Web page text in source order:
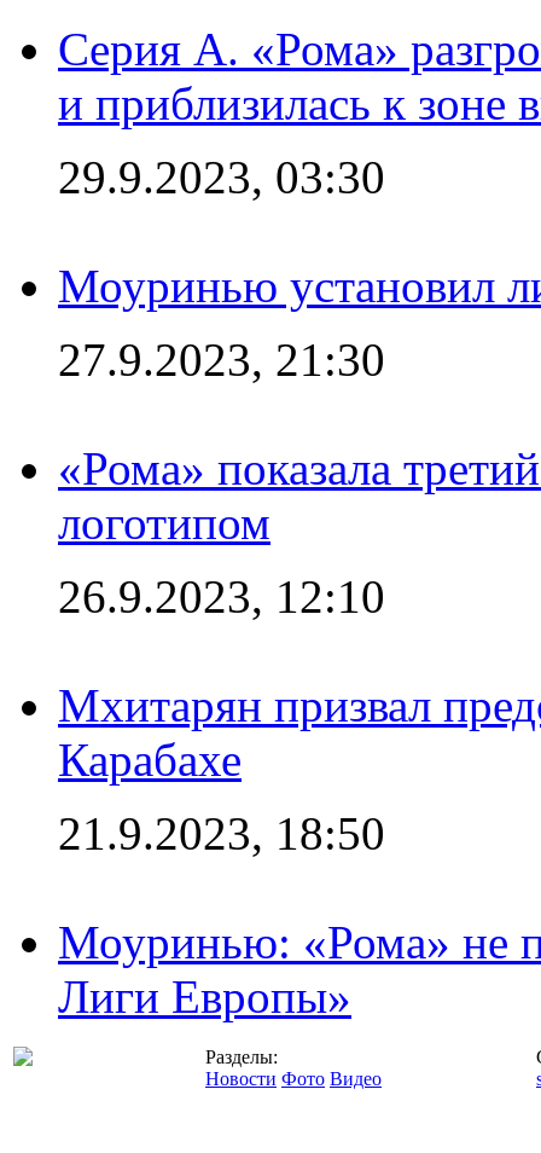
Серия А. «Рома»
и приблизилась к зоне
29.9.2023, 03:30
Моуринью установил
27.9.2023, 21:30
«Рома» показала
логотипом
26.9.2023, 12:10
Мхитарян призвал
Карабахе
21.9.2023, 18:50
Моуринью: «Рома» не
Лиги Европы»
Разделы:
Новости Фото Видео